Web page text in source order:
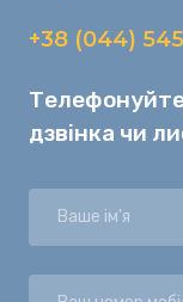
+38 (044)
дзвінка чи